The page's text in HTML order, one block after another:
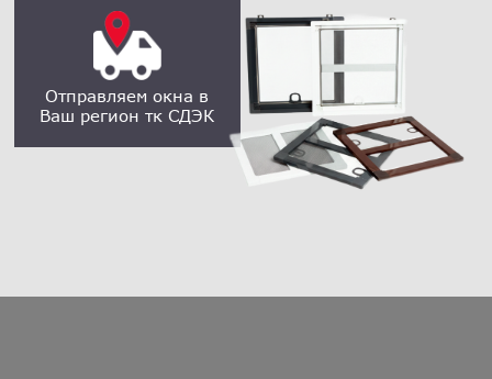
Отправляем окна в
Ваш регион тк СДЭК